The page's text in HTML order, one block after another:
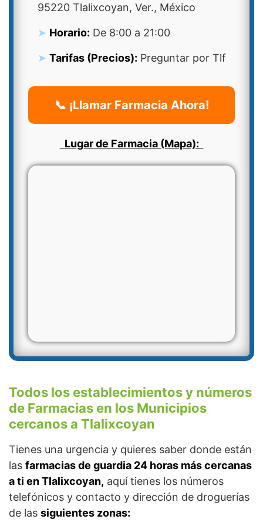
95220 Tlalixcoyan, Ver., México
Horario: De 8:00 a 21:00
Tarifas (Precios): Preguntar por Tlf
📞 ¡Llamar Farmacia Ahora!
Lugar de Farmacia (Mapa):
Todos los establecimientos y números
de Farmacias en los Municipios
cercanos a Tlalixcoyan
Tienes una urgencia y quieres saber donde están
las farmacias de guardia 24 horas más cercanas
a ti en Tlalixcoyan, aquí tienes los números
telefónicos y contacto y dirección de droguerías
de las siguientes zonas: